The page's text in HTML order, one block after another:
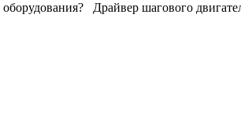
Драйвер шагового